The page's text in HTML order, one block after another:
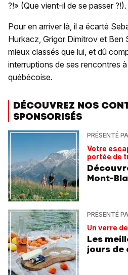
?!» (Que vient-il de se passer ?!).
Pour en arriver là, il a écarté
Hurkacz, Grigor Dimitrov et Ben
mieux classés que lui, et dû
interruptions de ses rencontres
québécoise.
DÉCOUVREZ NOS
SPONSORISÉS
PRÉSENTÉ
Votre
portée de
Mont-
PRÉSENTÉ
Un verre
Les
jours de